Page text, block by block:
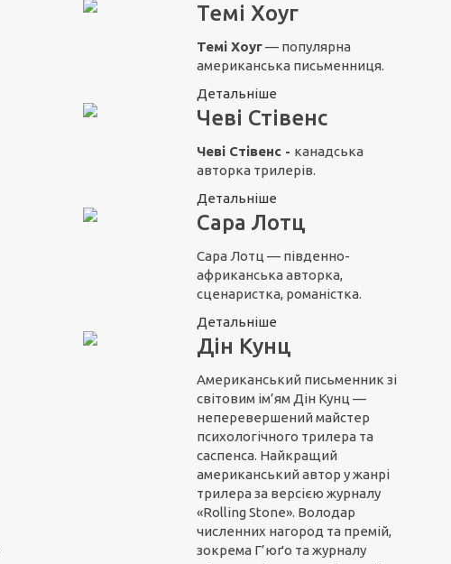
Темі Хоуг
Темі Хоуг— популярна
американська письменниця.
Детальніше
Чеві Стівенс
Чеві Стівенс - канадська
авторка трилерів.
Детальніше
Сара Лотц
Сара Лотц — південно-
африканська авторка,
сценаристка, романістка.
Детальніше
Дін Кунц
Американський письменник зі
світовим ім’ям Дін Кунц —
неперевершений майстер
психологічного трилера та
саспенса. Найкращий
американський автор у жанрі
трилера за версією журналу
«Rolling Stone». Володар
численних нагород та премій,
зокрема Г’юґо та журналу